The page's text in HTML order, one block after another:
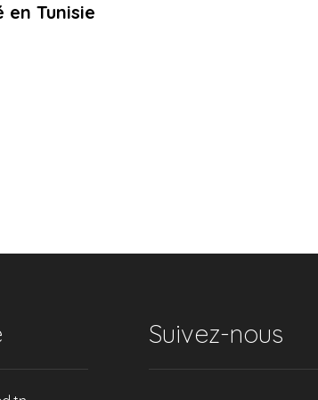
en Tunisie
Suivez-nous